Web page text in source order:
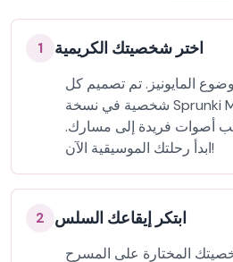
1 اختر شخصيتك الكريمية
المايونيز. تم تصميم كل
شخصية في نسخة Sprunki Mayonnaise بأنسجة
أصوات فريدة إلى مسارك.
ابدأ رحلتك الموسيقية الآن!
2 ابتكر إيقاعك السلس
المختارة على المسرح